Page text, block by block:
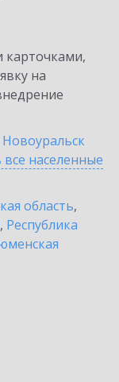
на
Новоуральск
населенные
область,
, Республика